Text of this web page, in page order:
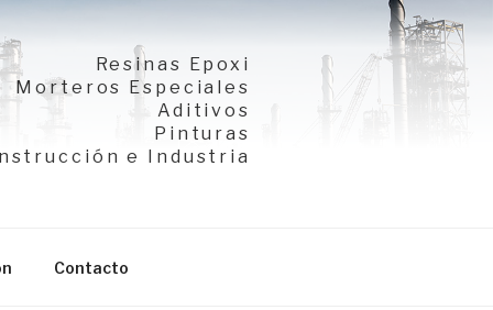
Resinas Epoxi
Morteros Especiales
Aditivos
Pinturas
e Industria
Contacto